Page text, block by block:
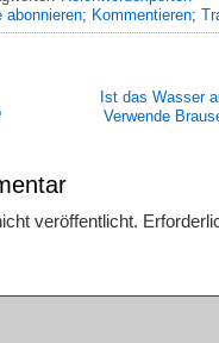
abonnieren; Kommentieren;
Ist das Wasser
Verwende
veröffentlicht.